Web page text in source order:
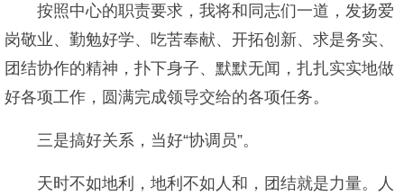
按照中心的职责要求，我将和同志们一道，发扬爱
岗敬业、勤勉好学、吃苦奉献、开拓创新、求是务实、
团结协作的精神，扑下身子、默默无闻，扎扎实实地做
好各项工作，圆满完成领导交给的各项任务。
三是搞好关系，当好“协调员”。
天时不如地利，地利不如人和，团结就是力量。人